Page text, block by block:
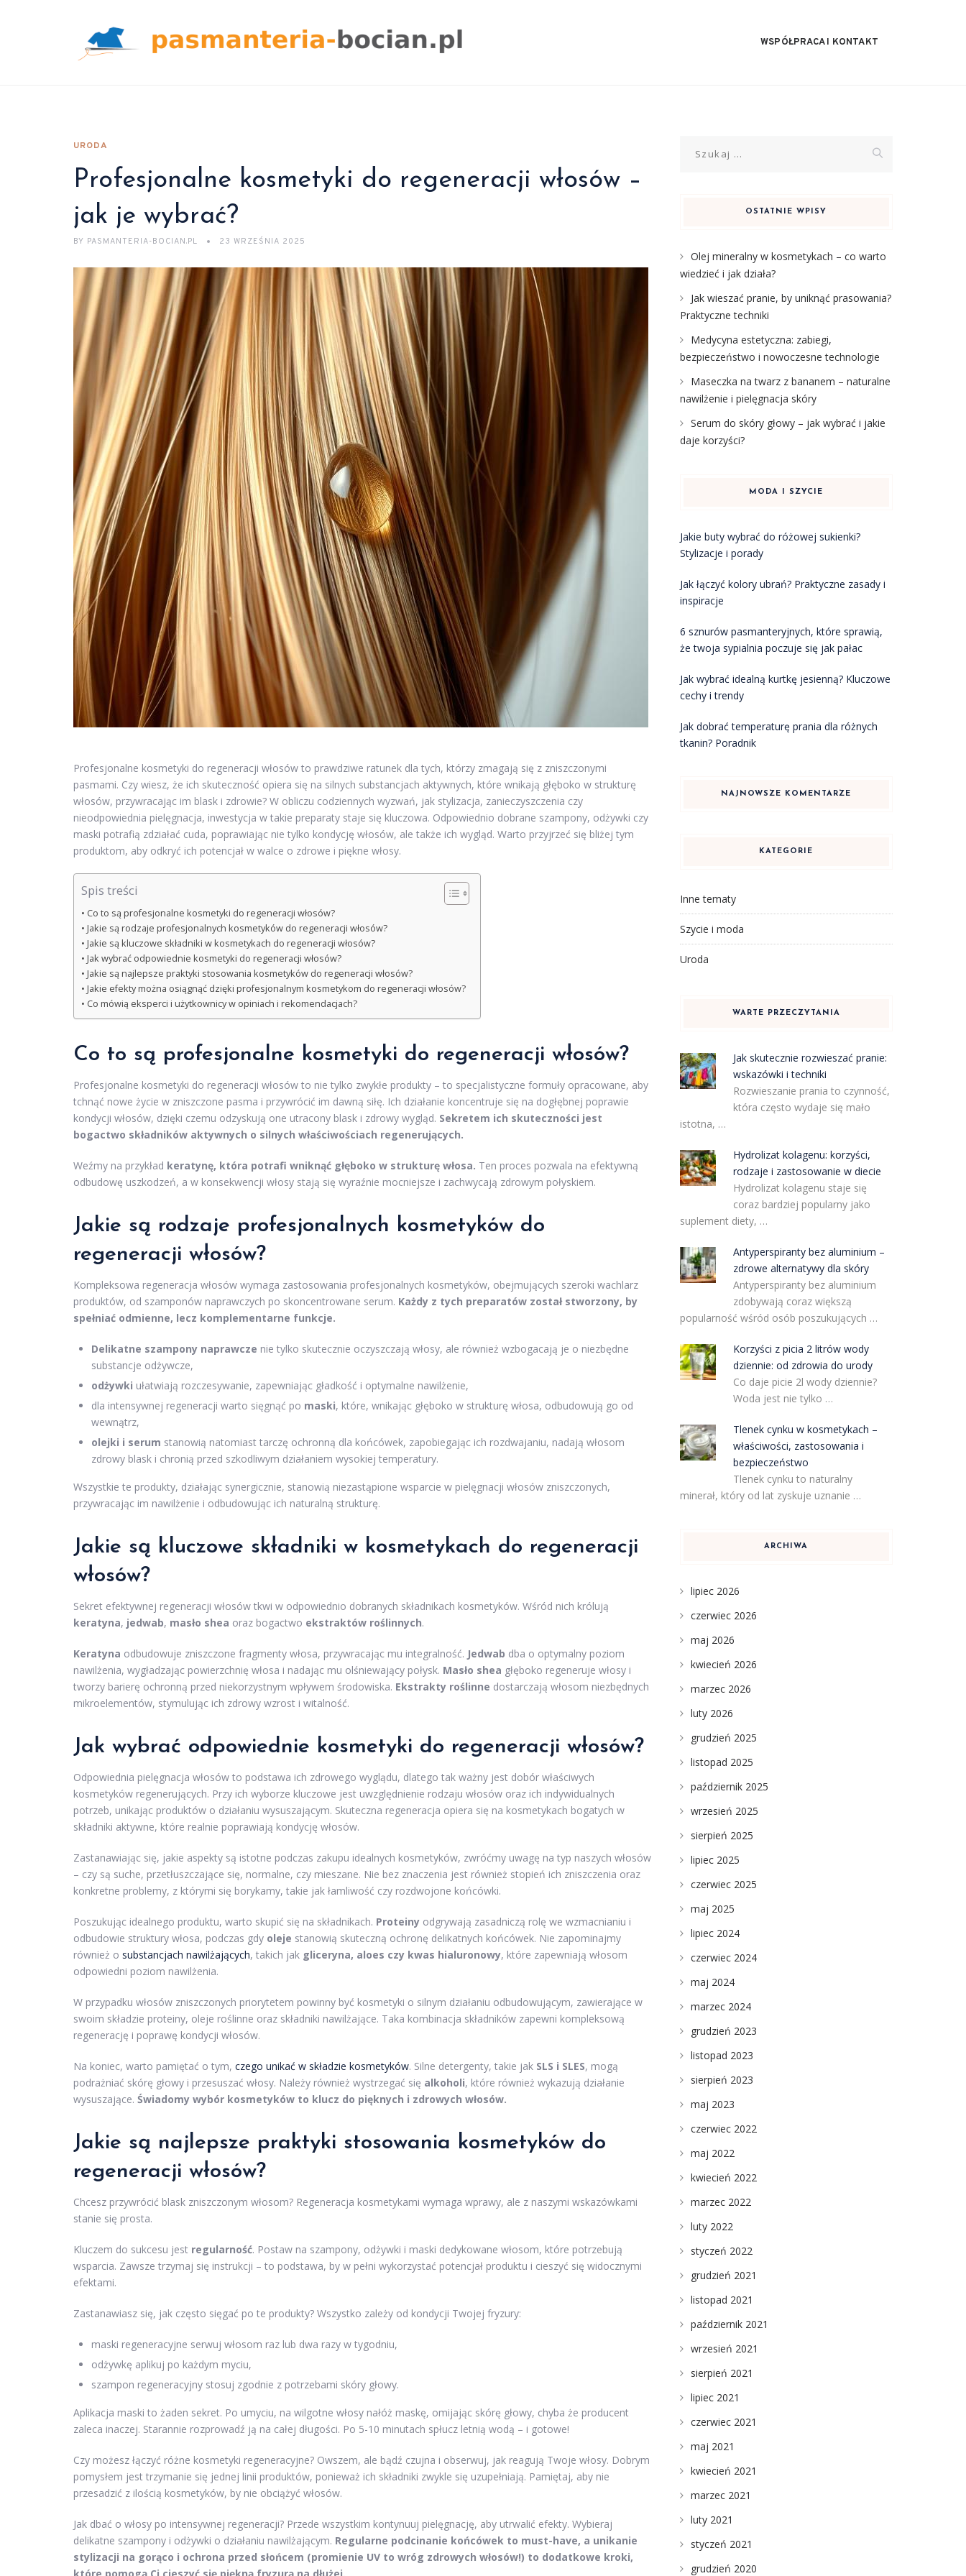
WSPÓŁPRACA I KONTAKT
URODA
Profesjonalne kosmetyki do regeneracji włosów –
jak je wybrać?
BY PASMANTERIA-BOCIAN.PL 23 WRZEŚNIA 2025
Profesjonalne kosmetyki do regeneracji włosów to prawdziwe ratunek dla tych, którzy zmagają się z zniszczonymi
pasmami. Czy wiesz, że ich skuteczność opiera się na silnych substancjach aktywnych, które wnikają głęboko w strukturę
włosów, przywracając im blask i zdrowie? W obliczu codziennych wyzwań, jak stylizacja, zanieczyszczenia czy
nieodpowiednia pielęgnacja, inwestycja w takie preparaty staje się kluczowa. Odpowiednio dobrane szampony, odżywki czy
maski potrafią zdziałać cuda, poprawiając nie tylko kondycję włosów, ale także ich wygląd. Warto przyjrzeć się bliżej tym
produktom, aby odkryć ich potencjał w walce o zdrowe i piękne włosy.
Spis treści
Co to są profesjonalne kosmetyki do regeneracji włosów?
Jakie są rodzaje profesjonalnych kosmetyków do regeneracji włosów?
Jakie są kluczowe składniki w kosmetykach do regeneracji włosów?
Jak wybrać odpowiednie kosmetyki do regeneracji włosów?
Jakie są najlepsze praktyki stosowania kosmetyków do regeneracji włosów?
Jakie efekty można osiągnąć dzięki profesjonalnym kosmetykom do regeneracji włosów?
Co mówią eksperci i użytkownicy w opiniach i rekomendacjach?
Co to są profesjonalne kosmetyki do regeneracji włosów?
Profesjonalne kosmetyki do regeneracji włosów to nie tylko zwykłe produkty – to specjalistyczne formuły opracowane, aby
tchnąć nowe życie w zniszczone pasma i przywrócić im dawną siłę. Ich działanie koncentruje się na dogłębnej poprawie
kondycji włosów, dzięki czemu odzyskują one utracony blask i zdrowy wygląd. Sekretem ich skuteczności jest
bogactwo składników aktywnych o silnych właściwościach regenerujących.
Weźmy na przykład keratynę, która potrafi wniknąć głęboko w strukturę włosa. Ten proces pozwala na efektywną
odbudowę uszkodzeń, a w konsekwencji włosy stają się wyraźnie mocniejsze i zachwycają zdrowym połyskiem.
Jakie są rodzaje profesjonalnych kosmetyków do
regeneracji włosów?
Kompleksowa regeneracja włosów wymaga zastosowania profesjonalnych kosmetyków, obejmujących szeroki wachlarz
produktów, od szamponów naprawczych po skoncentrowane serum. Każdy z tych preparatów został stworzony, by
spełniać odmienne, lecz komplementarne funkcje.
Delikatne szampony naprawcze nie tylko skutecznie oczyszczają włosy, ale również wzbogacają je o niezbędne
substancje odżywcze,
odżywki ułatwiają rozczesywanie, zapewniając gładkość i optymalne nawilżenie,
dla intensywnej regeneracji warto sięgnąć po maski, które, wnikając głęboko w strukturę włosa, odbudowują go od
wewnątrz,
olejki i serum stanowią natomiast tarczę ochronną dla końcówek, zapobiegając ich rozdwajaniu, nadają włosom
zdrowy blask i chronią przed szkodliwym działaniem wysokiej temperatury.
Wszystkie te produkty, działając synergicznie, stanowią niezastąpione wsparcie w pielęgnacji włosów zniszczonych,
przywracając im nawilżenie i odbudowując ich naturalną strukturę.
Jakie są kluczowe składniki w kosmetykach do regeneracji
włosów?
Sekret efektywnej regeneracji włosów tkwi w odpowiednio dobranych składnikach kosmetyków. Wśród nich królują
keratyna, jedwab, masło shea oraz bogactwo ekstraktów roślinnych.
Keratyna odbudowuje zniszczone fragmenty włosa, przywracając mu integralność. Jedwab dba o optymalny poziom
nawilżenia, wygładzając powierzchnię włosa i nadając mu olśniewający połysk. Masło shea głęboko regeneruje włosy i
tworzy barierę ochronną przed niekorzystnym wpływem środowiska. Ekstrakty roślinne dostarczają włosom niezbędnych
mikroelementów, stymulując ich zdrowy wzrost i witalność.
Jak wybrać odpowiednie kosmetyki do regeneracji włosów?
Odpowiednia pielęgnacja włosów to podstawa ich zdrowego wyglądu, dlatego tak ważny jest dobór właściwych
kosmetyków regenerujących. Przy ich wyborze kluczowe jest uwzględnienie rodzaju włosów oraz ich indywidualnych
potrzeb, unikając produktów o działaniu wysuszającym. Skuteczna regeneracja opiera się na kosmetykach bogatych w
składniki aktywne, które realnie poprawiają kondycję włosów.
Zastanawiając się, jakie aspekty są istotne podczas zakupu idealnych kosmetyków, zwróćmy uwagę na typ naszych włosów
– czy są suche, przetłuszczające się, normalne, czy mieszane. Nie bez znaczenia jest również stopień ich zniszczenia oraz
konkretne problemy, z którymi się borykamy, takie jak łamliwość czy rozdwojone końcówki.
Poszukując idealnego produktu, warto skupić się na składnikach. Proteiny odgrywają zasadniczą rolę we wzmacnianiu i
odbudowie struktury włosa, podczas gdy oleje stanowią skuteczną ochronę delikatnych końcówek. Nie zapominajmy
również o substancjach nawilżających, takich jak gliceryna, aloes czy kwas hialuronowy, które zapewniają włosom
odpowiedni poziom nawilżenia.
W przypadku włosów zniszczonych priorytetem powinny być kosmetyki o silnym działaniu odbudowującym, zawierające w
swoim składzie proteiny, oleje roślinne oraz składniki nawilżające. Taka kombinacja składników zapewni kompleksową
regenerację i poprawę kondycji włosów.
Na koniec, warto pamiętać o tym, czego unikać w składzie kosmetyków. Silne detergenty, takie jak SLS i SLES, mogą
podrażniać skórę głowy i przesuszać włosy. Należy również wystrzegać się alkoholi, które również wykazują działanie
wysuszające. Świadomy wybór kosmetyków to klucz do pięknych i zdrowych włosów.
Jakie są najlepsze praktyki stosowania kosmetyków do
regeneracji włosów?
Chcesz przywrócić blask zniszczonym włosom? Regeneracja kosmetykami wymaga wprawy, ale z naszymi wskazówkami
stanie się prosta.
Kluczem do sukcesu jest regularność. Postaw na szampony, odżywki i maski dedykowane włosom, które potrzebują
wsparcia. Zawsze trzymaj się instrukcji – to podstawa, by w pełni wykorzystać potencjał produktu i cieszyć się widocznymi
efektami.
Zastanawiasz się, jak często sięgać po te produkty? Wszystko zależy od kondycji Twojej fryzury:
maski regeneracyjne serwuj włosom raz lub dwa razy w tygodniu,
odżywkę aplikuj po każdym myciu,
szampon regeneracyjny stosuj zgodnie z potrzebami skóry głowy.
Aplikacja maski to żaden sekret. Po umyciu, na wilgotne włosy nałóż maskę, omijając skórę głowy, chyba że producent
zaleca inaczej. Starannie rozprowadź ją na całej długości. Po 5-10 minutach spłucz letnią wodą – i gotowe!
Czy możesz łączyć różne kosmetyki regeneracyjne? Owszem, ale bądź czujna i obserwuj, jak reagują Twoje włosy. Dobrym
pomysłem jest trzymanie się jednej linii produktów, ponieważ ich składniki zwykle się uzupełniają. Pamiętaj, aby nie
przesadzić z ilością kosmetyków, by nie obciążyć włosów.
Jak dbać o włosy po intensywnej regeneracji? Przede wszystkim kontynuuj pielęgnację, aby utrwalić efekty. Wybieraj
delikatne szampony i odżywki o działaniu nawilżającym. Regularne podcinanie końcówek to must-have, a unikanie
stylizacji na gorąco i ochrona przed słońcem (promienie UV to wróg zdrowych włosów!) to dodatkowe kroki,
OSTATNIE WPISY
Olej mineralny w kosmetykach – co warto
wiedzieć i jak działa?
Jak wieszać pranie, by uniknąć prasowania?
Praktyczne techniki
Medycyna estetyczna: zabiegi,
bezpieczeństwo i nowoczesne technologie
Maseczka na twarz z bananem – naturalne
nawilżenie i pielęgnacja skóry
Serum do skóry głowy – jak wybrać i jakie
daje korzyści?
MODA I SZYCIE
Jakie buty wybrać do różowej sukienki?
Stylizacje i porady
Jak łączyć kolory ubrań? Praktyczne zasady i
inspiracje
6 sznurów pasmanteryjnych, które sprawią,
że twoja sypialnia poczuje się jak pałac
Jak wybrać idealną kurtkę jesienną? Kluczowe
cechy i trendy
Jak dobrać temperaturę prania dla różnych
tkanin? Poradnik
NAJNOWSZE KOMENTARZE
KATEGORIE
Inne tematy
Szycie i moda
Uroda
WARTE PRZECZYTANIA
Jak skutecznie rozwieszać pranie:
wskazówki i techniki
Rozwieszanie prania to czynność,
która często wydaje się mało
istotna, …
Hydrolizat kolagenu: korzyści,
rodzaje i zastosowanie w diecie
Hydrolizat kolagenu staje się
coraz bardziej popularny jako
suplement diety, …
Antyperspiranty bez aluminium –
zdrowe alternatywy dla skóry
Antyperspiranty bez aluminium
zdobywają coraz większą
popularność wśród osób poszukujących …
Korzyści z picia 2 litrów wody
dziennie: od zdrowia do urody
Co daje picie 2l wody dziennie?
Woda jest nie tylko …
Tlenek cynku w kosmetykach –
właściwości, zastosowania i
bezpieczeństwo
Tlenek cynku to naturalny
minerał, który od lat zyskuje uznanie …
ARCHIWA
lipiec 2026
czerwiec 2026
maj 2026
kwiecień 2026
marzec 2026
luty 2026
grudzień 2025
listopad 2025
październik 2025
wrzesień 2025
sierpień 2025
lipiec 2025
czerwiec 2025
maj 2025
lipiec 2024
czerwiec 2024
maj 2024
marzec 2024
grudzień 2023
listopad 2023
sierpień 2023
maj 2023
czerwiec 2022
maj 2022
kwiecień 2022
marzec 2022
luty 2022
styczeń 2022
grudzień 2021
listopad 2021
październik 2021
wrzesień 2021
sierpień 2021
lipiec 2021
czerwiec 2021
maj 2021
kwiecień 2021
marzec 2021
luty 2021
styczeń 2021
grudzień 2020